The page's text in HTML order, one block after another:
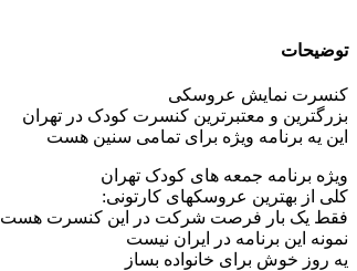
توضیحات
کنسرت نمایش عروسکی
بزرگترین و معتبرترین کنسرت کودک در تهران
این یه برنامه ویژه برای تمامی سنین هست
ویژه برنامه جمعه های کودک تهران
کلی از بهترین عروسکهای کارتونی:
فقط یک بار فرصت شرکت در این کنسرت هست
نمونه این برنامه در ایران نیست
یه روز خوش برای خانواده بساز